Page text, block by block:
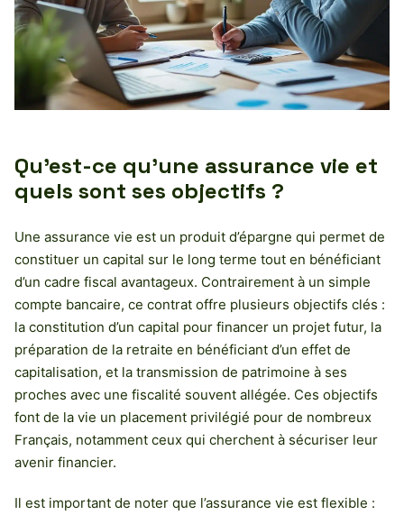
Qu’est-ce qu’une assurance vie et
quels sont ses objectifs ?
Une assurance vie est un produit d’épargne qui permet de
constituer un capital sur le long terme tout en bénéficiant
d’un cadre fiscal avantageux. Contrairement à un simple
compte bancaire, ce contrat offre plusieurs objectifs clés :
la constitution d’un capital pour financer un projet futur, la
préparation de la retraite en bénéficiant d’un effet de
capitalisation, et la transmission de patrimoine à ses
proches avec une fiscalité souvent allégée. Ces objectifs
font de la vie un placement privilégié pour de nombreux
Français, notamment ceux qui cherchent à sécuriser leur
avenir financier.
Il est important de noter que l’assurance vie est flexible :